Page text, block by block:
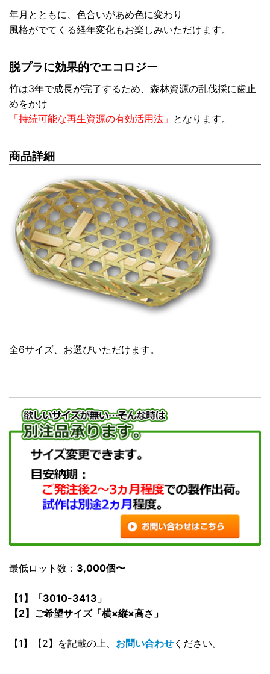
年月とともに、色合いがあめ色に変わり
風格がでてくる経年変化もお楽しみいただけます。
脱プラに効果的でエコロジー
竹は3年で成長が完了するため、森林資源の乱伐採に歯止
めをかけ
「持続可能な再生資源の有効活用法」 となります。
商品詳細
全6サイズ、お選びいただけます。
最低ロット数： 3,000個〜
【1】「3010-3413」
【2】ご希望サイズ「横×縦×高さ」
【1】【2】を記載の上、 お問い合わせ ください。